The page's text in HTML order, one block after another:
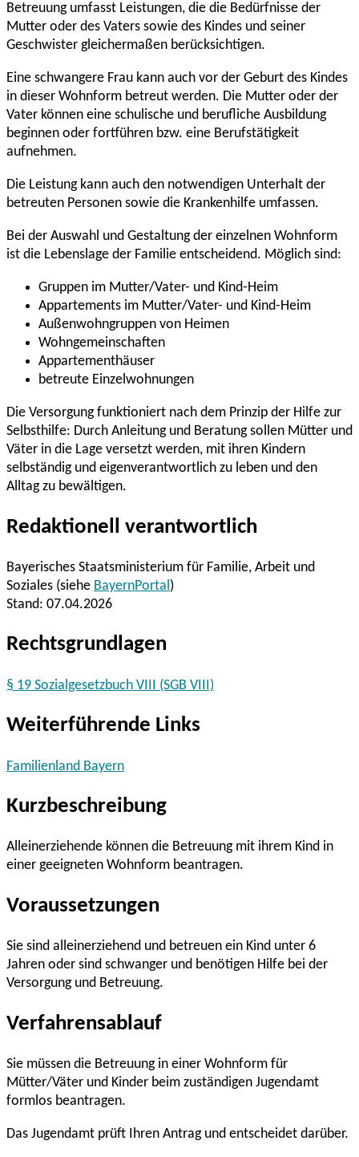
Betreuung umfasst Leistungen, die die Bedürfnisse der
Mutter oder des Vaters sowie des Kindes und seiner
Geschwister gleichermaßen berücksichtigen.
Eine schwangere Frau kann auch vor der Geburt des Kindes
in dieser Wohnform betreut werden. Die Mutter oder der
Vater können eine schulische und berufliche Ausbildung
beginnen oder fortführen bzw. eine Berufstätigkeit
aufnehmen.
Die Leistung kann auch den notwendigen Unterhalt der
betreuten Personen sowie die Krankenhilfe umfassen.
Bei der Auswahl und Gestaltung der einzelnen Wohnform
ist die Lebenslage der Familie entscheidend. Möglich sind:
Gruppen im Mutter/Vater- und Kind-Heim
Appartements im Mutter/Vater- und Kind-Heim
Außenwohngruppen von Heimen
Wohngemeinschaften
Appartementhäuser
betreute Einzelwohnungen
Die Versorgung funktioniert nach dem Prinzip der Hilfe zur
Selbsthilfe: Durch Anleitung und Beratung sollen Mütter und
Väter in die Lage versetzt werden, mit ihren Kindern
selbständig und eigenverantwortlich zu leben und den
Alltag zu bewältigen.
Redaktionell verantwortlich
Bayerisches Staatsministerium für Familie, Arbeit und
Soziales (siehe BayernPortal)
Stand: 07.04.2026
Rechtsgrundlagen
§ 19 Sozialgesetzbuch VIII (SGB VIII)
Weiterführende Links
Familienland Bayern
Kurzbeschreibung
Alleinerziehende können die Betreuung mit ihrem Kind in
einer geeigneten Wohnform beantragen.
Voraussetzungen
Sie sind alleinerziehend und betreuen ein Kind unter 6
Jahren oder sind schwanger und benötigen Hilfe bei der
Versorgung und Betreuung.
Verfahrensablauf
Sie müssen die Betreuung in einer Wohnform für
Mütter/Väter und Kinder beim zuständigen Jugendamt
formlos beantragen.
Das Jugendamt prüft Ihren Antrag und entscheidet darüber.